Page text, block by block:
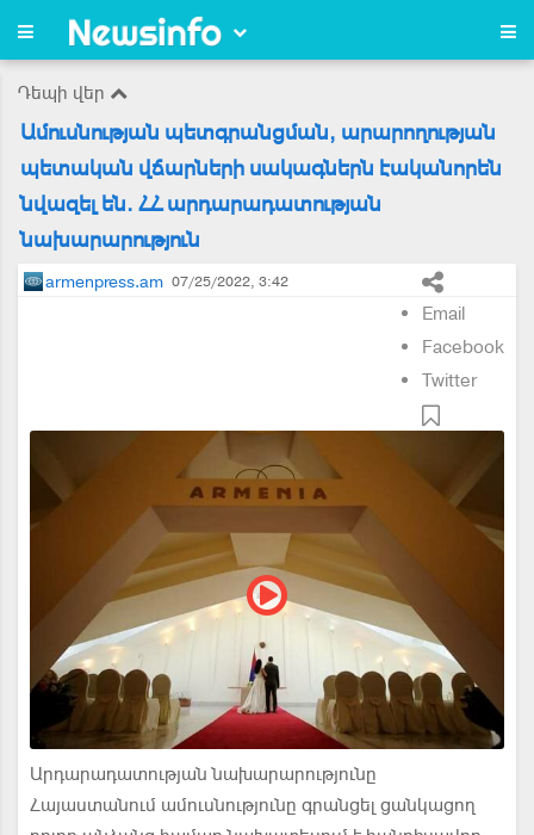
Դեպի վեր
Ամուսնության պետգրանցման, արարողության
պետական վճարների սակագներն էականորեն
նվազել են. ՀՀ արդարադատության
նախարարություն
armenpress.am 07/25/2022, 3:42
Email
Facebook
Twitter
Արդարադատության նախարարությունը
Հայաստանում ամուսնությունը գրանցել ցանկացող